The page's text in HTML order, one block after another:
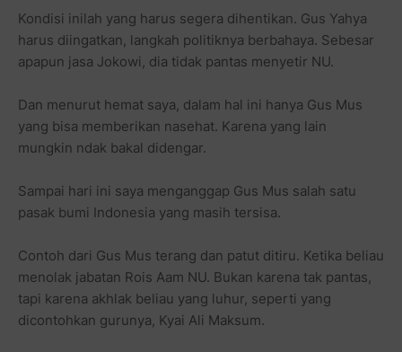
Kondisi inilah yang harus segera dihentikan. Gus Yahya
harus diingatkan, langkah politiknya berbahaya. Sebesar
apapun jasa Jokowi, dia tidak pantas menyetir NU.
Dan menurut hemat saya, dalam hal ini hanya Gus Mus
yang bisa memberikan nasehat. Karena yang lain
mungkin ndak bakal didengar.
Sampai hari ini saya menganggap Gus Mus salah satu
pasak bumi Indonesia yang masih tersisa.
Contoh dari Gus Mus terang dan patut ditiru. Ketika beliau
menolak jabatan Rois Aam NU. Bukan karena tak pantas,
tapi karena akhlak beliau yang luhur, seperti yang
dicontohkan gurunya, Kyai Ali Maksum.